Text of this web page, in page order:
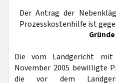
Der Antrag der
Prozesskostenhilfe ist
Gründe
Die vom Landgericht mit
November 2005 bewilligte
die vor dem